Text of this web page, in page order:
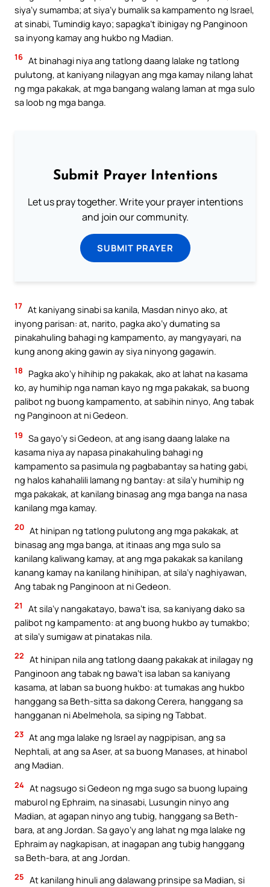
siya’y sumamba; at siya’y bumalik sa kampamento ng Israel,
at sinabi, Tumindig kayo; sapagka’t ibinigay ng Panginoon
sa inyong kamay ang hukbo ng Madian.
16 At binahagi niya ang tatlong daang lalake ng tatlong
pulutong, at kaniyang nilagyan ang mga kamay nilang lahat
ng mga pakakak, at mga bangang walang laman at mga sulo
sa loob ng mga banga.
Submit Prayer Intentions
Let us pray together. Write your prayer intentions
and join our community.
SUBMIT PRAYER
17 At kaniyang sinabi sa kanila, Masdan ninyo ako, at
inyong parisan: at, narito, pagka ako’y dumating sa
pinakahuling bahagi ng kampamento, ay mangyayari, na
kung anong aking gawin ay siya ninyong gagawin.
18
Pagka ako’y hihihip ng pakakak, ako at lahat na kasama
ko, ay humihip nga naman kayo ng mga pakakak, sa buong
palibot ng buong kampamento, at sabihin ninyo, Ang tabak
ng Panginoon at ni Gedeon.
19 Sa gayo’y si Gedeon, at ang isang daang lalake na
kasama niya ay napasa pinakahuling bahagi ng
kampamento sa pasimula ng pagbabantay sa hating gabi,
ng halos kahahalili lamang ng bantay: at sila’y humihip ng
mga pakakak, at kanilang binasag ang mga banga na nasa
kanilang mga kamay.
20 At hinipan ng tatlong pulutong ang mga pakakak, at
binasag ang mga banga, at itinaas ang mga sulo sa
kanilang kaliwang kamay, at ang mga pakakak sa kanilang
kanang kamay na kanilang hinihipan, at sila’y naghiyawan,
Ang tabak ng Panginoon at ni Gedeon.
21
At sila’y nangakatayo, bawa’t isa, sa kaniyang dako sa
palibot ng kampamento: at ang buong hukbo ay tumakbo;
at sila’y sumigaw at pinatakas nila.
22 At hinipan nila ang tatlong daang pakakak at inilagay ng
Panginoon ang tabak ng bawa’t isa laban sa kaniyang
kasama, at laban sa buong hukbo: at tumakas ang hukbo
hanggang sa Beth-sitta sa dakong Cerera, hanggang sa
hangganan ni Abelmehola, sa siping ng Tabbat.
23 At ang mga lalake ng Israel ay nagpipisan, ang sa
Nephtali, at ang sa Aser, at sa buong Manases, at hinabol
ang Madian.
24 At nagsugo si Gedeon ng mga sugo sa buong lupaing
maburol ng Ephraim, na sinasabi, Lusungin ninyo ang
Madian, at agapan ninyo ang tubig, hanggang sa Beth-
bara, at ang Jordan. Sa gayo’y ang lahat ng mga lalake ng
Ephraim ay nagkapisan, at inagapan ang tubig hanggang
sa Beth-bara, at ang Jordan.
25 At kanilang hinuli ang dalawang prinsipe sa Madian, si